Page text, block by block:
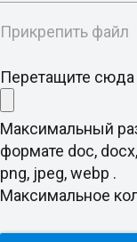
Прикрепить файл
Перетащите
Максимальный
формате doc,
png, jpeg, webp .
Максимальное